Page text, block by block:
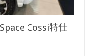
Cossi特仕